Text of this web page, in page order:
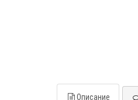
Описание